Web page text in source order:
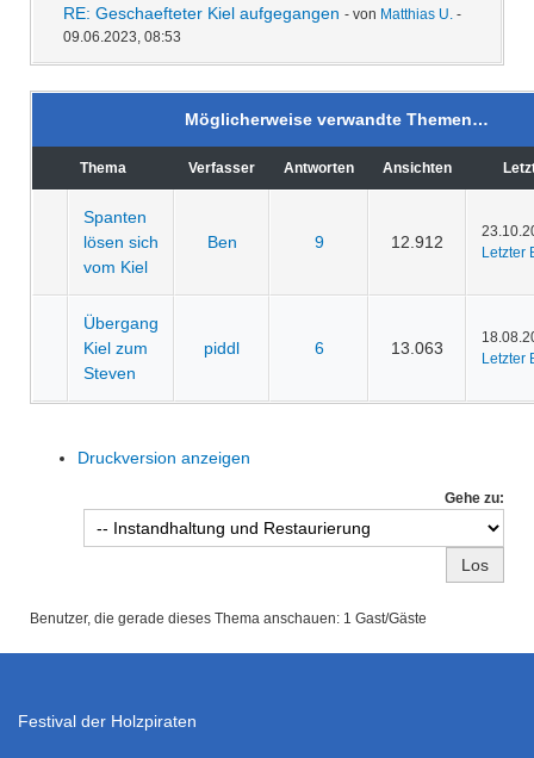
RE: Geschaefteter Kiel aufgegangen - von Matthias U. -
09.06.2023, 08:53
Möglicherweise verwandte Themen…
Thema Verfasser Antworten Ansichten
Spanten
lösen sich
vom Kiel
Ben 9 12.912
Letzter
Übergang
Kiel zum
Steven
piddl 6 13.063
Letzter
Druckversion anzeigen
Gehe zu:
Benutzer, die gerade dieses Thema anschauen: 1 Gast/Gäste
Festival der Holzpiraten